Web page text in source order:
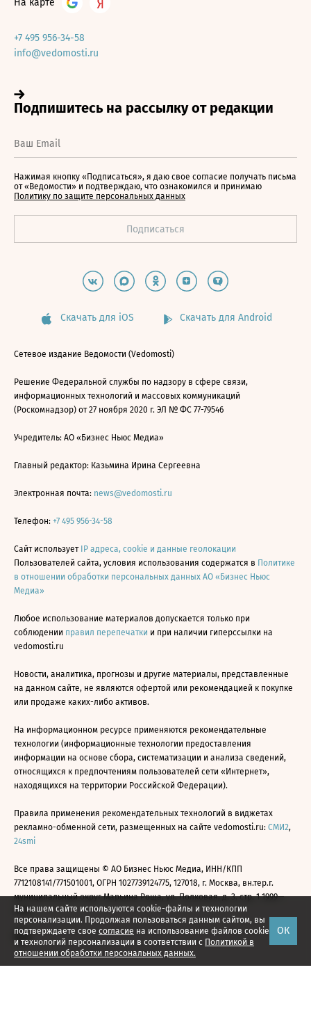
На нашем сайте используются cookie-файлы и технологии
персонализации. Продолжая пользоваться данным сайтом, вы
подтверждаете свое согласие на использование файлов cookie
и технологий персонализации в соответствии с Политикой в
отношении обработки персональных данных.
ОК
На карте
+7 495 956-34-58
info@vedomosti.ru
Нажимая кнопку «Подписаться», я даю свое согласие получать письма
от «Ведомости» и подтверждаю, что ознакомился и принимаю
Политику по защите персональных данных
Скачать для iOS Скачать для Android
Сетевое издание Ведомости (Vedomosti)
Решение Федеральной службы по надзору в сфере связи,
информационных технологий и массовых коммуникаций
(Роскомнадзор) от 27 ноября 2020 г. ЭЛ № ФС 77-79546
Учредитель: АО «Бизнес Ньюс Медиа»
Главный редактор: Казьмина Ирина Сергеевна
Электронная почта: news@vedomosti.ru
Телефон: +7 495 956-34-58
Сайт использует IP адреса, cookie и данные геолокации
Пользователей сайта, условия использования содержатся в Политике
в отношении обработки персональных данных АО «Бизнес Ньюс
Медиа»
Любое использование материалов допускается только при
соблюдении правил перепечатки и при наличии гиперссылки на
vedomosti.ru
Новости, аналитика, прогнозы и другие материалы, представленные
на данном сайте, не являются офертой или рекомендацией к покупке
или продаже каких-либо активов.
На информационном ресурсе применяются рекомендательные
технологии (информационные технологии предоставления
информации на основе сбора, систематизации и анализа сведений,
относящихся к предпочтениям пользователей сети «Интернет»,
находящихся на территории Российской Федерации).
Правила применения рекомендательных технологий в виджетах
рекламно-обменной сети, размещенных на сайте vedomosti.ru: СМИ2,
24smi
Все права защищены © АО Бизнес Ньюс Медиа, ИНН/КПП
7712108141/771501001, ОГРН 1027739124775, 127018, г. Москва, вн.тер.г.
муниципальный округ Марьина Роща, ул. Полковая, д. 3, стр. 1 1999—
2026